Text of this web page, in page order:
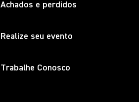
Achados e perdidos
Realize seu evento
Trabalhe Conosco